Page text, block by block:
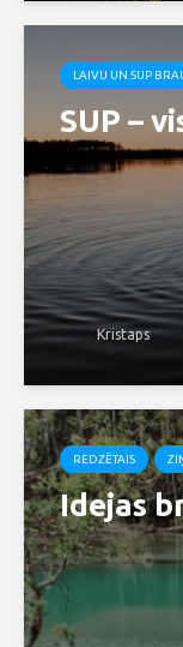
LAIVU UN SUP
SUP –
Kristaps
REDZĒTAIS
Idejas